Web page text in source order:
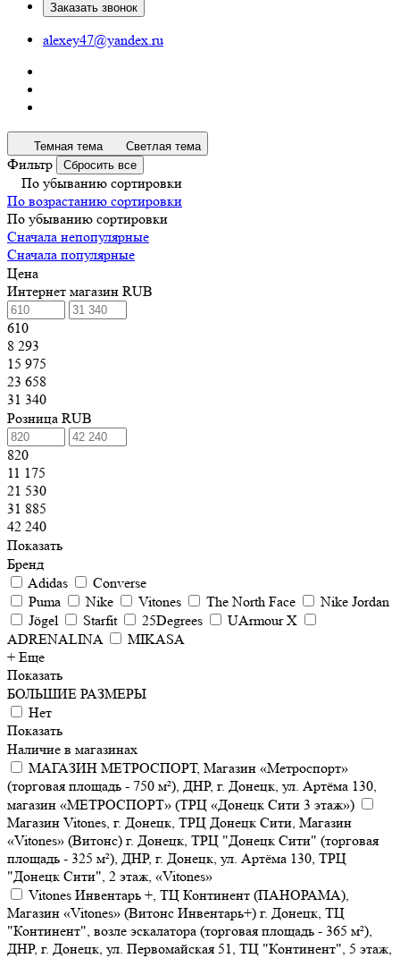
Заказать звонок
alexey47@yandex.ru
Темная тема Светлая тема
Фильтр Сбросить все
По убыванию сортировки
По возрастанию сортировки
По убыванию сортировки
Сначала непопулярные
Сначала популярные
Цена
Интернет магазин RUB
610
8 293
15 975
23 658
31 340
Розница RUB
820
11 175
21 530
31 885
42 240
Показать
Бренд
Adidas
Converse
Puma
Nike Vitones The North Face
Nike Jordan
Jögel
Starfit 25Degrees
UArmour X
ADRENALINA
MIKASA
+ Еще
Показать
БОЛЬШИЕ РАЗМЕРЫ
Нет
Показать
Наличие в магазинах
МАГАЗИН МЕТРОСПОРТ, Магазин «Метроспорт»
(торговая площадь - 750 м²), ДНР, г. Донецк, ул. Артёма 130,
магазин «МЕТРОСПОРТ» (ТРЦ «Донецк Сити 3 этаж»)
Магазин Vitones, г. Донецк, ТРЦ Донецк Сити, Магазин
«Vitones» (Витонс) г. Донецк, ТРЦ "Донецк Сити" (торговая
площадь - 325 м²), ДНР, г. Донецк, ул. Артёма 130, ТРЦ
"Донецк Сити", 2 этаж, «Vitones»
Vitones Инвентарь +, ТЦ Континент (ПАНОРАМА),
Магазин «Vitones» (Витонс Инвентарь+) г. Донецк, ТЦ
"Континент", возле эскалатора (торговая площадь - 365 м²),
ДНР, г. Донецк, ул. Первомайская 51, ТЦ "Континент", 5 этаж,